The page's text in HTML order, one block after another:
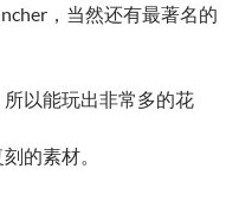
，当然还有最著名的
以能玩出非常多的花
的素材。